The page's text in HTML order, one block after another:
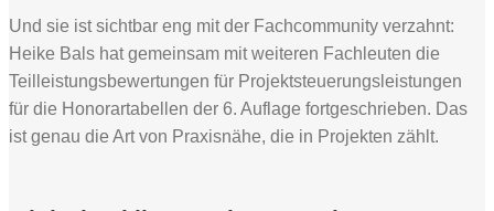
Und sie ist sichtbar eng mit der Fachcommunity verzahnt:
Heike Bals hat gemeinsam mit weiteren Fachleuten die
Teilleistungsbewertungen für Projektsteuerungsleistungen
für die Honorartabellen der 6. Auflage fortgeschrieben. Das
ist genau die Art von Praxisnähe, die in Projekten zählt.